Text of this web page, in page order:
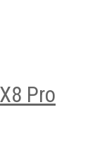
Pro